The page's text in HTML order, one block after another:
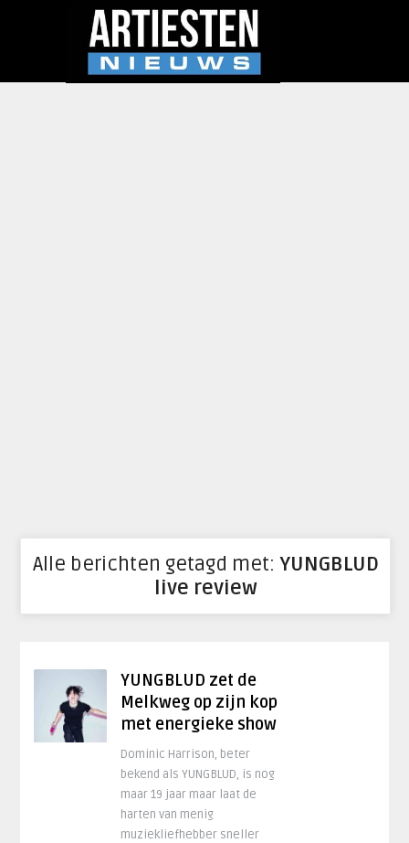
Alle berichten getagd met: YUNGBLUD
live review
YUNGBLUD zet de
Melkweg op zijn kop
met energieke show
Dominic Harrison, beter
bekend als YUNGBLUD, is nog
maar 19 jaar maar laat de
harten van menig
muziekliefhebber sneller